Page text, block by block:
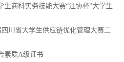
生商科实务技能大赛“注协杯”大学生
四川省大学生供应链优化管理大赛二
素质A级证书